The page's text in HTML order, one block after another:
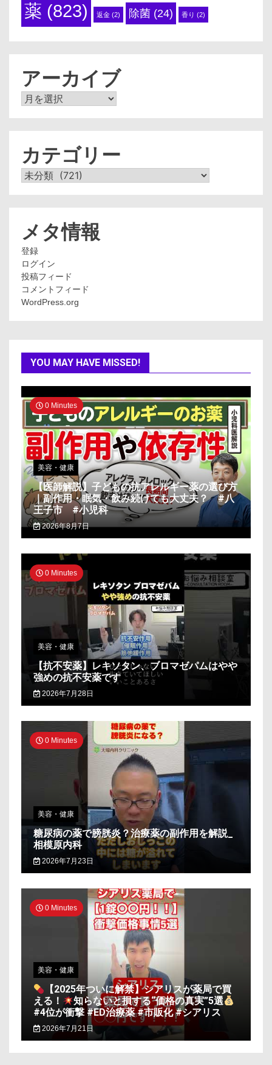
薬 (823) 返金 (2) 除菌 (24) 香り (2)
アーカイブ
ア
カテゴリー
カ
メタ情報
登録
ログイン
投稿フィード
コメントフィード
WordPress.org
YOU MAY HAVE MISSED!
0 Minutes
美容・健康
【医師解説】子どもの抗アレルギー薬の選び方
｜副作用・眠気・飲み続けても大丈夫？ #八
王子市 #小児科
2026年8月7日
0 Minutes
美容・健康
【抗不安薬】レキソタン、ブロマゼパムはやや
強めの抗不安薬です
2026年7月28日
0 Minutes
美容・健康
糖尿病の薬で膀胱炎？治療薬の副作用を解説_
相模原内科
2026年7月23日
0 Minutes
美容・健康
【2025年ついに解禁】シアリスが薬局で買
える！
知らないと損する“価格の真実”5選
#4位が衝撃 #ED治療薬 #市販化 #シアリス
2026年7月21日